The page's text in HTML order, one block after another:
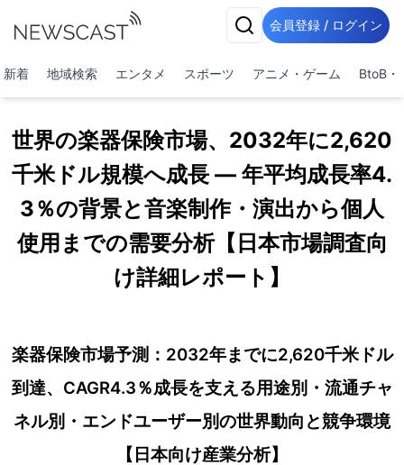
会員登録 / ログイン
新着 地域検索 エンタメ スポーツ アニメ・ゲーム BtoB・
世界の楽器保険市場、2032年に2,620
千米ドル規模へ成長 ― 年平均成長率4.
3％の背景と音楽制作・演出から個人
使用までの需要分析【日本市場調査向
け詳細レポート】
楽器保険市場予測：2032年までに2,620千米ドル
到達、CAGR4.3％成長を支える用途別・流通チャ
ネル別・エンドユーザー別の世界動向と競争環境
【日本向け産業分析】